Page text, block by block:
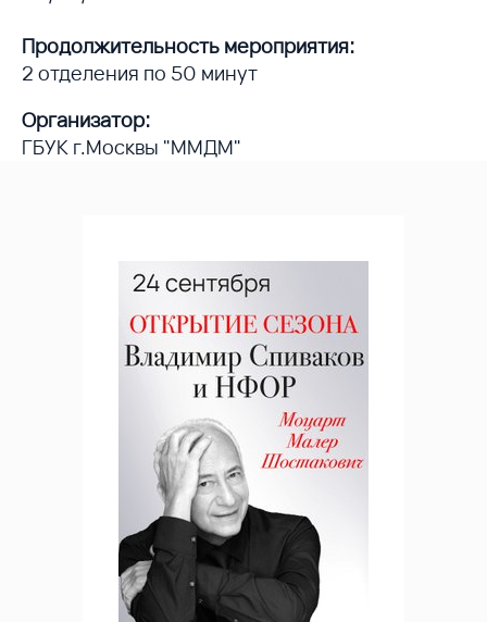
Продолжительность мероприятия:
2 отделения по 50 минут
Организатор:
ГБУК г.Москвы "ММДМ"